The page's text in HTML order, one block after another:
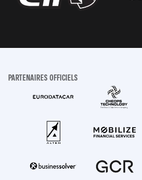
PARTENAIRES OFFICIELS